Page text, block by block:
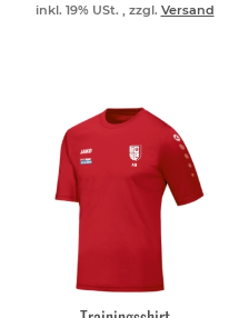
inkl. 19% USt. , zzgl. Versand